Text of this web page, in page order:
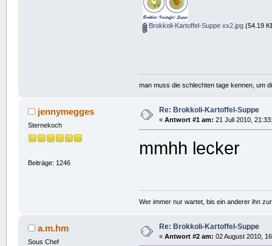
Brokkoli-Kartoffel-Suppe xx2.jpg(54.19
man muss die schlechten tage kennen, um
jennymegges
Sternekoch
Beiträge: 1246
Re: Brokkoli-Kartoffel-Suppe
« Antwort #1 am: 21 Juli 2010,
mmhh lecker
Wer immer nur wartet, bis ein anderer ihn
a.m.hm
Sous Chef
Re: Brokkoli-Kartoffel-Suppe
« Antwort #2 am: 02 August 2010,